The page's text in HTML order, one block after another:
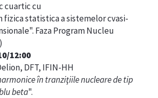
cuartic cu
fizica statistica a sistemelor cvasi-
Faza Program Nucleu
)
12:00
DFT, IFIN-HH
în tranziţiile nucleare de tip
beta".